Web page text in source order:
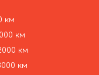
км
км
км
км